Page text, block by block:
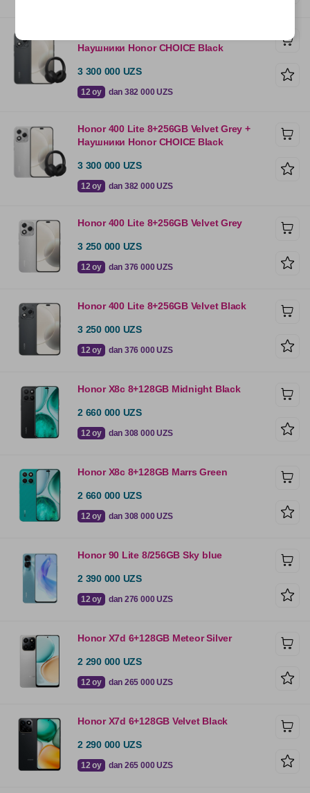
Наушники Honor CHOICE Black
3 300 000 UZS
12 oy dan 382 000 UZS
Honor 400 Lite 8+256GB Velvet Grey +
Наушники Honor CHOICE Black
3 300 000 UZS
12 oy dan 382 000 UZS
Honor 400 Lite 8+256GB Velvet Grey
3 250 000 UZS
12 oy dan 376 000 UZS
Honor 400 Lite 8+256GB Velvet Black
3 250 000 UZS
12 oy dan 376 000 UZS
Honor X8c 8+128GB Midnight Black
2 660 000 UZS
12 oy dan 308 000 UZS
Honor X8c 8+128GB Marrs Green
2 660 000 UZS
12 oy dan 308 000 UZS
Honor 90 Lite 8/256GB Sky blue
2 390 000 UZS
12 oy dan 276 000 UZS
Honor X7d 6+128GB Meteor Silver
2 290 000 UZS
12 oy dan 265 000 UZS
Honor X7d 6+128GB Velvet Black
2 290 000 UZS
12 oy dan 265 000 UZS